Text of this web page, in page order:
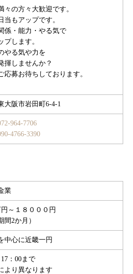
々の方々大歓迎です。
当もアップです。
係・能力・やる気で
プします。
やる気や力を
揮しませんか？
応募お待ちしております。
大阪市岩田町6-4-1
964-7706
4766-3390
業
円～１８０００円
間2か月）
中心に近畿一円
17：00まで
より異なります